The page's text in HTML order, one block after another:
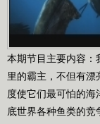
本期节目主要内容：
里的霸主，不但有
度使它们最可怕的
底世界各种鱼类的竞